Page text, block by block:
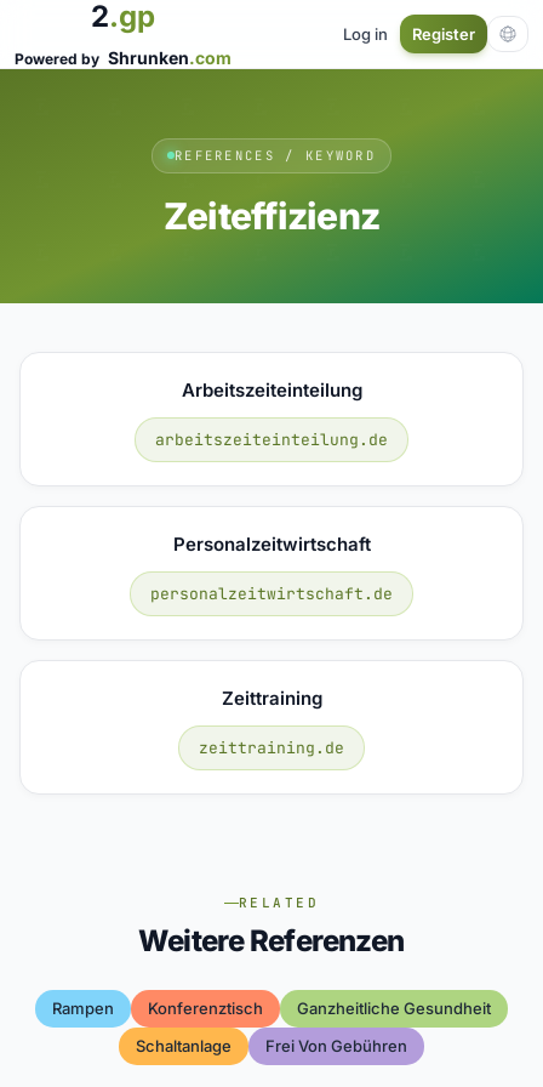
2.gp
Powered by Shrunken.com
Log in Register
REFERENCES / KEYWORD
Zeiteffizienz
Arbeitszeiteinteilung
arbeitszeiteinteilung.de
Personalzeitwirtschaft
personalzeitwirtschaft.de
Zeittraining
zeittraining.de
RELATED
Weitere Referenzen
Rampen Konferenztisch
Ganzheitliche Gesundheit
Schaltanlage
Frei Von Gebühren